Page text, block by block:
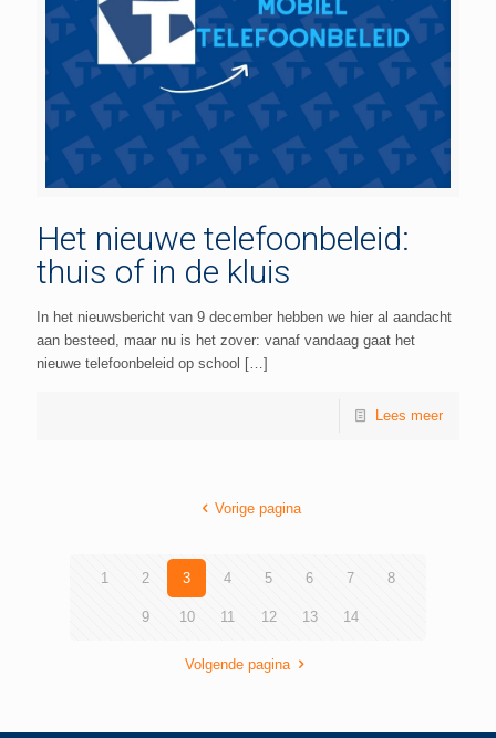
Het nieuwe telefoonbeleid:
thuis of in de kluis
In het nieuwsbericht van 9 december hebben we hier al aandacht
aan besteed, maar nu is het zover: vanaf vandaag gaat het
nieuwe telefoonbeleid op school […]
Lees meer
Vorige pagina
1 2 3 4 5 6 7 8
9 10 11 12 13 14
Volgende pagina